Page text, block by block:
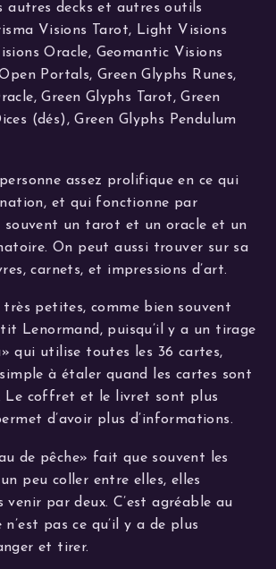
autres decks et autres outils
Visions Tarot, Light Visions
Oracle, Geomantic Visions
Portals, Green Glyphs Runes,
Green Glyphs Tarot, Green
(dés), Green Glyphs Pendulum
assez prolifique en ce qui
et qui fonctionne par
souvent un tarot et un oracle et un
On peut aussi trouver sur sa
carnets, et impressions d’art.
petites, comme bien souvent
Lenormand, puisqu’il y a un tirage
qui utilise toutes les 36 cartes,
à étaler quand les cartes sont
Le coffret et le livret sont plus
d’avoir plus d’informations.
de pêche» fait que souvent les
peu coller entre elles, elles
par deux. C’est agréable au
pas ce qu’il y a de plus
et tirer.